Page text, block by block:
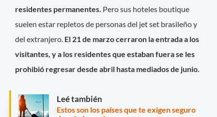
residentes permanentes. Pero sus hoteles boutique
suelen estar repletos de personas del jet set brasileño y
del extranjero. El 21 de marzo cerraron la entrada a los
visitantes, y a los residentes que estaban fuera se les
prohibió regresar desde abril hasta mediados de junio.
Leé también
Estos son los países que te exigen seguro